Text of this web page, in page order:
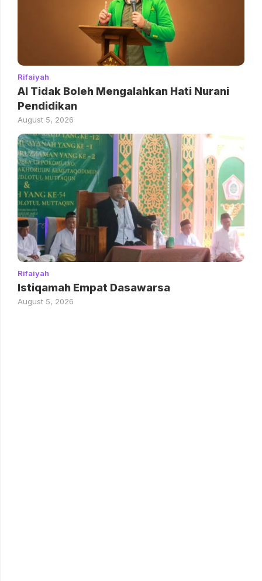
Rifaiyah
AI Tidak Boleh Mengalahkan Hati Nurani
Pendidikan
August 5, 2026
Rifaiyah
Istiqamah Empat Dasawarsa
August 5, 2026